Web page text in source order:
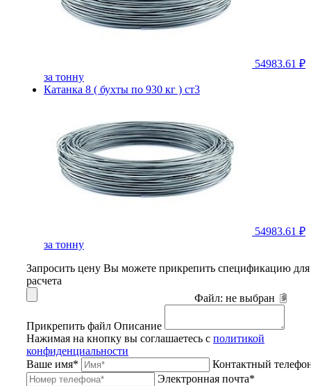
54983.61 ₽
за тонну
Катанка 8 ( бухты по 930 кг ) ст3
54983.61 ₽
за тонну
Запросить цену Вы можете прикрепить спецификацию для
расчета
Файл: не выбран
Прикрепить файл Описание
Нажимая на кнопку вы соглашаетесь с политикой
конфиденциальности
Ваше имя*
Контактный
Электронная почта*